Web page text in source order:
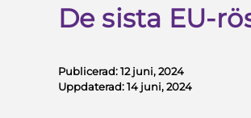
De sista EU-
Publicerad:12 juni, 2024
Uppdaterad:14 juni, 2024